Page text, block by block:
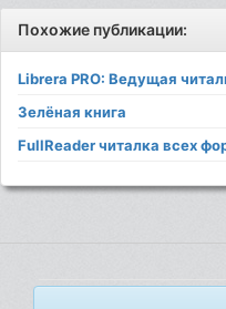
Похожие публикации:
Librera PRO: Ведущая
Зелёная книга
FullReader читалка всех